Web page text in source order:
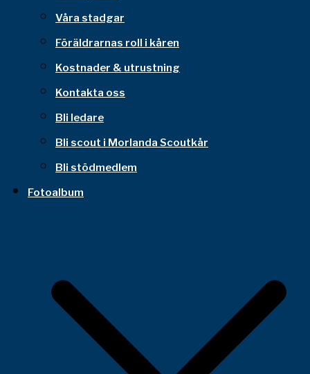
Våra stadgar
Föräldrarnas roll i kåren
Kostnader & utrustning
Kontakta oss
Bli ledare
Bli scout i Morlanda Scoutkår
Bli stödmedlem
Fotoalbum